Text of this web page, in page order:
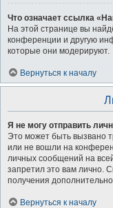
Что означает ссылка
На этой странице вы
конференции и другую
которые они модерируют.
Вернуться к началу
Я не могу отправить
Это может быть вызвано
или не вошли на
личных сообщений на
запретил это вам лично.
получения
Вернуться к началу